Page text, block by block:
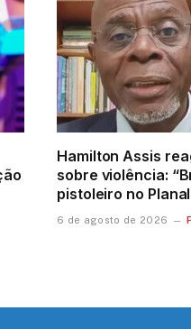
Hamilton Assis
sobre violência:
pistoleiro no
6 de agosto de 2026